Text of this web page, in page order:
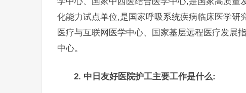
化能力试点单位,是国家呼吸系统疾病临床医学
医疗与互联网医学中心、国家基层远程医疗发展
中心。
2. 中日友好医院护工主要工作是什么: